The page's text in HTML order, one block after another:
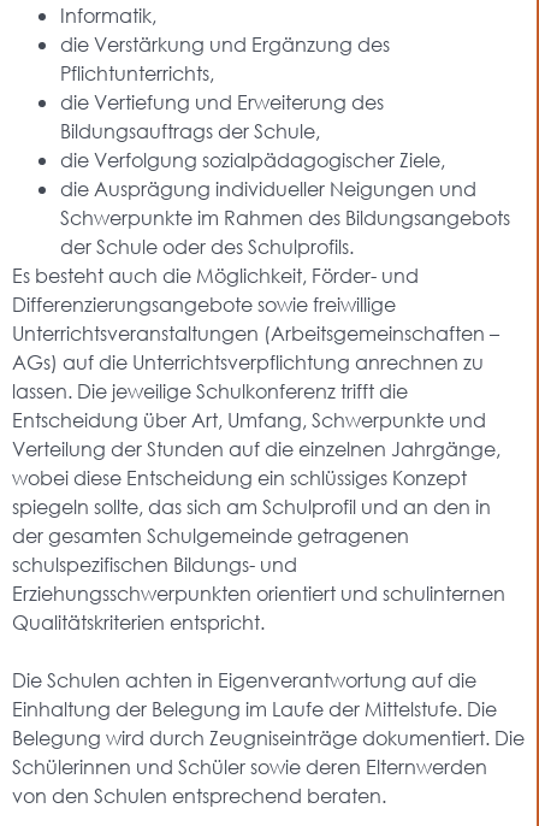
Informatik,
die Verstärkung und Ergänzung des
Pflichtunterrichts,
die Vertiefung und Erweiterung des
Bildungsauftrags der Schule,
die Verfolgung sozialpädagogischer Ziele,
die Ausprägung individueller Neigungen und
Schwerpunkte im Rahmen des Bildungsangebots
der Schule oder des Schulprofils.
Es besteht auch die Möglichkeit, Förder- und
Differenzierungsangebote sowie freiwillige
Unterrichtsveranstaltungen (Arbeitsgemeinschaften –
AGs) auf die Unterrichtsverpflichtung anrechnen zu
lassen. Die jeweilige Schulkonferenz trifft die
Entscheidung über Art, Umfang, Schwerpunkte und
Verteilung der Stunden auf die einzelnen Jahrgänge,
wobei diese Entscheidung ein schlüssiges Konzept
spiegeln sollte, das sich am Schulprofil und an den in
der gesamten Schulgemeinde getragenen
schulspezifischen Bildungs- und
Erziehungsschwerpunkten orientiert und schulinternen
Qualitätskriterien entspricht.
Die Schulen achten in Eigenverantwortung auf die
Einhaltung der Belegung im Laufe der Mittelstufe. Die
Belegung wird durch Zeugniseinträge dokumentiert. Die
Schülerinnen und Schüler sowie deren Elternwerden
von den Schulen entsprechend beraten.